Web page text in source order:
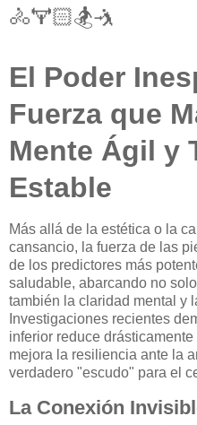
🚴🏋🏻🏂🤺
El Poder
Fuerza que
Mente Ágil y
Estable
Más allá de la estética o la
cansancio, la fuerza de las
de los predictores más
saludable, abarcando no
también la claridad mental y
Investigaciones recientes
inferior reduce
mejora la resiliencia ante la
verdadero "escudo" para el
La Conexión